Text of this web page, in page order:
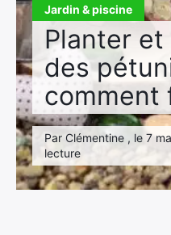
Jardin & piscine
Planter
des
comment
Par Clémentine , le 7
lecture